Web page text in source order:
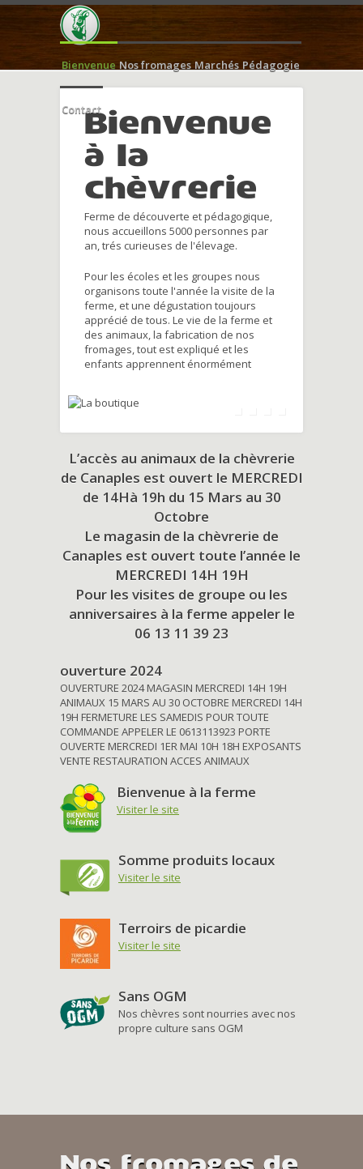
Bienvenue Nos fromages Marchés Pédagogie
ContactBienvenue
à la
chèvrerie
Ferme de découverte et pédagogique,
nous accueillons 5000 personnes par
an, trés curieuses de l'élevage.
Pour les écoles et les groupes nous
organisons toute l'année la visite de la
ferme, et une dégustation toujours
apprécié de tous. Le vie de la ferme et
des animaux, la fabrication de nos
fromages, tout est expliqué et les
enfants apprennent énormément
L’accès au animaux de la chèvrerie
de Canaples est ouvert le MERCREDI
de 14Hà 19h du 15 Mars au 30
Octobre
Le magasin de la chèvrerie de
Canaples est ouvert toute l’année le
MERCREDI 14H 19H
Pour les visites de groupe ou les
anniversaires à la ferme appeler le
06 13 11 39 23
ouverture 2024
OUVERTURE 2024 MAGASIN MERCREDI 14H 19H
ANIMAUX 15 MARS AU 30 OCTOBRE MERCREDI 14H
19H FERMETURE LES SAMEDIS POUR TOUTE
COMMANDE APPELER LE 0613113923 PORTE
OUVERTE MERCREDI 1ER MAI 10H 18H EXPOSANTS
VENTE RESTAURATION ACCES ANIMAUX
Bienvenue à la ferme
Visiter le site
Somme produits locaux
Visiter le site
Terroirs de picardie
Visiter le site
Sans OGM
Nos chèvres sont nourries avec nos
propre culture sans OGM
Nos fromages de